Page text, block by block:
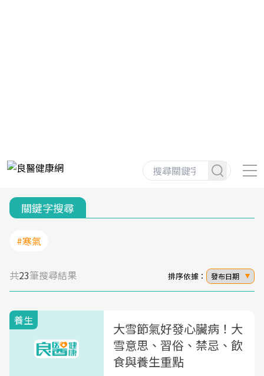
關鍵字搜尋
#寒氣
共23筆搜尋結果 排序依據： 發布日期
養生
大雪節氣好發心臟病！大
雪意思、習俗、禁忌、飲
食與養生重點